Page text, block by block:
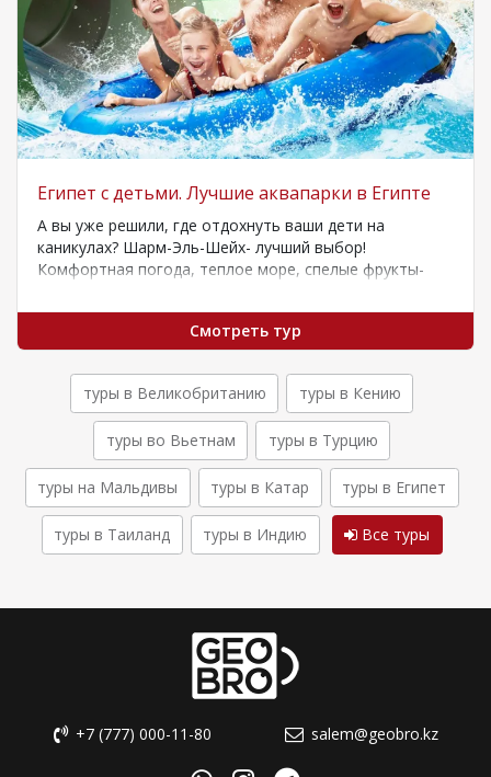
Египет с детьми. Лучшие аквапарки в Египте
А вы уже решили, где отдохнуть ваши дети на
каникулах? Шарм-Эль-Шейх- лучший выбор!
Комфортная погода, теплое море, спелые фрукты-
Смотреть тур
туры в Великобританию туры в Кению
туры во Вьетнам туры в Турцию
туры на Мальдивы туры в Катар туры в Египет
туры в Таиланд туры в Индию Все туры
+7 (777) 000-11-80 salem@geobro.kz